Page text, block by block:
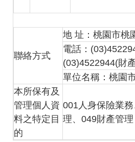
聯絡方式
地 址：桃園市桃
電話：
(03)4522944(財
單位名稱：桃園
本所保有及
管理個人資
料之特定目
的
001人身保險業
理、049財產管理